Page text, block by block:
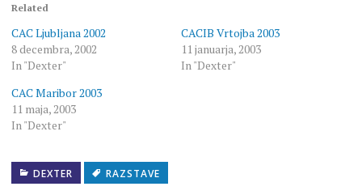
Related
CAC Ljubljana 2002
8 decembra, 2002
In "Dexter"
CACIB Vrtojba 2003
11 januarja, 2003
In "Dexter"
CAC Maribor 2003
11 maja, 2003
In "Dexter"
DEXTER RAZSTAVE